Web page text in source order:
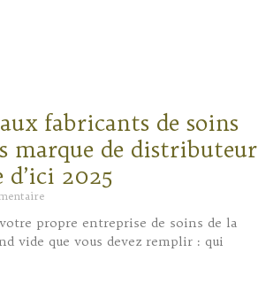
fabricants de soins
marque de distributeur
d’ici 2025
propre entreprise de soins de la
vide que vous devez remplir : qui